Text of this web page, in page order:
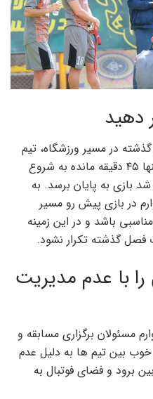
دهید
در مسیر ورزشگاه، تیم
ما حدود ۱.۵ ساعت در راه بود و تنها ۴۵ دقیقه مانده به شروع
بازی به پایان برسد. به
در بازی پیش رو مسیر
باشد و در این زمینه
فصل گذشته تکرار نشود.
با عدم مدیریت
مسئولان برگزاری مسابقه و
خوب بین تیم ها به دلیل عدم
برود و فضای فوتبال به